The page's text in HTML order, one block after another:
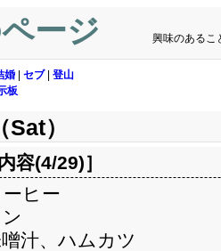
ージ 興味のあるこ
婚 セブ| 登山
板
）
容(4/29)］
ヒー
汁、ハムカツ